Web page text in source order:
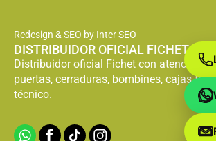
Redesign & SEO by Inter SEO
DISTRIBUIDOR OFICIAL FICHET
Distribuidor oficial Fichet con atención
puertas, cerraduras, bombines, cajas
técnico.